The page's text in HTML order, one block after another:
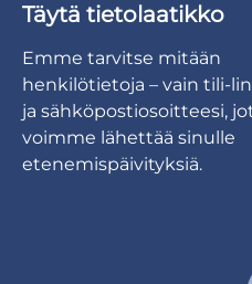
Täytä tietolaatikko
Emme tarvitse mitään
henkilötietoja – vain tili-
ja sähköpostiosoitteesi,
voimme lähettää sinulle
etenemispäivityksiä.